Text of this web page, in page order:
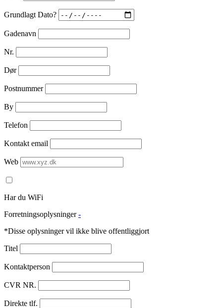
Grundlagt Dato?
Gadenavn
Nr.
Dør
Postnummer
By
Telefon
Kontakt email
Web
Har du WiFi
Forretningsoplysninger -
*Disse oplysninger vil ikke blive offentliggjort
Titel
Kontaktperson
CVR NR.
Direkte tlf.